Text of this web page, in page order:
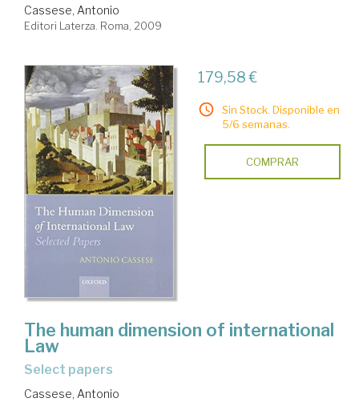
Cassese, Antonio
Editori Laterza. Roma, 2009
179,58 €
Sin Stock. Disponible en
5/6 semanas.
COMPRAR
The human dimension of international
Law
select papers
Cassese, Antonio